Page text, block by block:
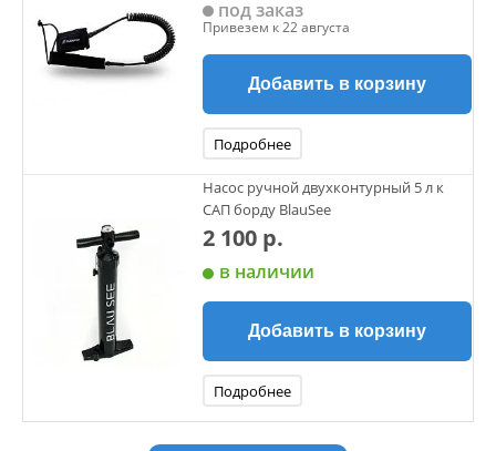
под заказ
Привезем к 22 августа
Добавить в корзину
Подробнее
Насос ручной двухконтурный 5 л к
САП борду BlauSee
2 100 р.
в наличии
Добавить в корзину
Подробнее